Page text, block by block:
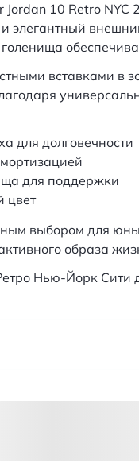
Jordan 10 Retro
элегантный
вставками в
для долговечности
для поддержки
цвет
выбором для
образа
Нью-Йорк Сити